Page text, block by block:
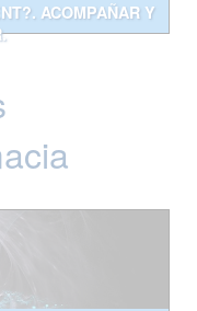
ACOMPAÑAR Y